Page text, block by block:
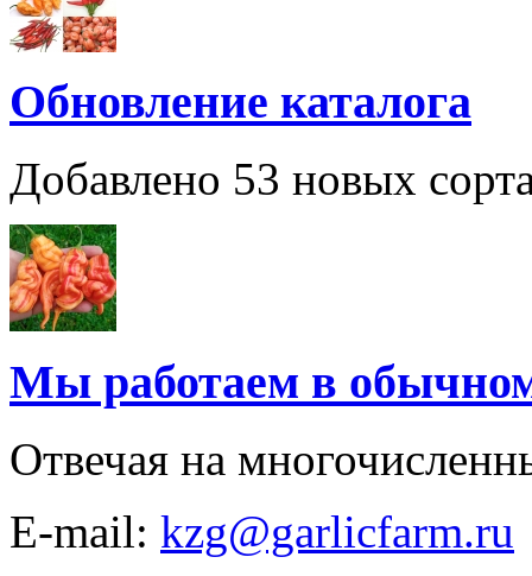
Обновление каталога
Добавлено 53 новых
Мы работаем в
Отвечая на
E-mail: kzg@garlicfarm.ru